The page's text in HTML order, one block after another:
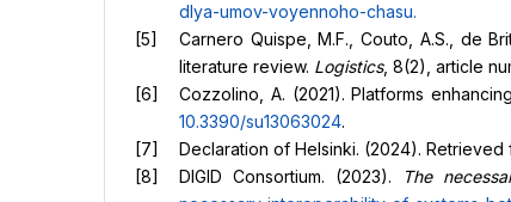
dlya-umov-voyennoho-chasu.
Carnero Quispe, M.F., Couto, A.S., de
literature review. Logistics, 8(2), article
Cozzolino, A. (2021). Platforms
10.3390/su13063024.
Declaration of Helsinki. (2024). Retrieved
DIGID Consortium. (2023).
The